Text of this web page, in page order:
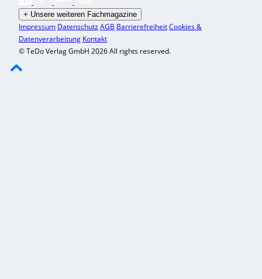
+ Unsere weiteren Fachmagazine
Impressum DatenschutzAGB BarrierefreiheitCookies &
Datenverarbeitung Kontakt
© TeDo Verlag GmbH 2026 All rights reserved.